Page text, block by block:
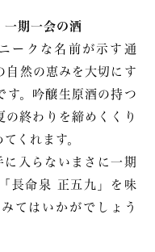
一期一会の酒
ークな名前が示す通
自然の恵みを大切にす
す。吟醸生原酒の持つ
の終わりを締めくくり
くれます。
入らないまさに一期
長命泉 正五九」を味
てはいかがでしょう